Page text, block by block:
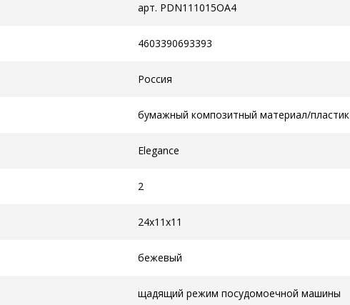
арт. PDN111015OA4
4603390693393
Россия
бумажный композитный материал/пластик
Elegance
2
24x11x11
бежевый
щадящий режим посудомоечной машины